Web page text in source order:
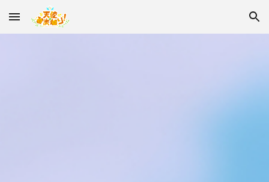
Skip to main content Skip to navigation